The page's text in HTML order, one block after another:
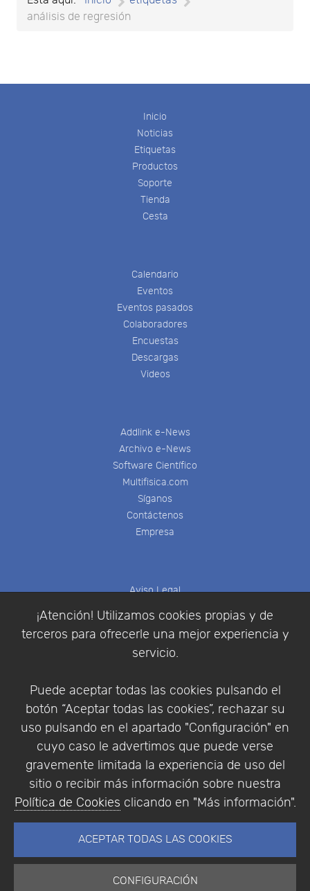
¡Atención! Utilizamos cookies propias y de
terceros para ofrecerle una mejor experiencia y
servicio.
Puede aceptar todas las cookies pulsando el
botón “Aceptar todas las cookies”, rechazar su
uso pulsando en el apartado "Configuración" en
cuyo caso le advertimos que puede verse
gravemente limitada la experiencia de uso del
sitio o recibir más información sobre nuestra
Política de Cookies clicando en "Más información".
ACEPTAR TODAS LAS COOKIES
CONFIGURACIÓN
análisis de regresión
Inicio
Noticias
Etiquetas
Productos
Soporte
Tienda
Cesta
Calendario
Eventos
Eventos pasados
Colaboradores
Encuestas
Descargas
Videos
Addlink e-News
Archivo e-News
Software Científico
Multifisica.com
Síganos
Contáctenos
Empresa
Aviso Legal
Política de Privacidad
Condiciones de compra
Identificarse
Empresa|Aviso Legal| Política de Privacidad |
Política de Cookies
© Copyright 1994 - 2026. Addlink Software
Científico, S.L.
Portugal.